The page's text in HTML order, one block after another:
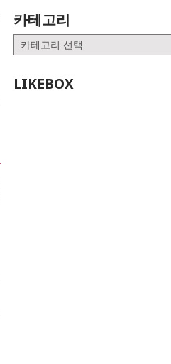
카테고리
카
테
리
LIKEBOX